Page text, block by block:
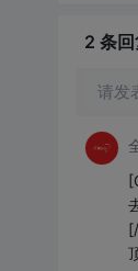
2 条回
请发